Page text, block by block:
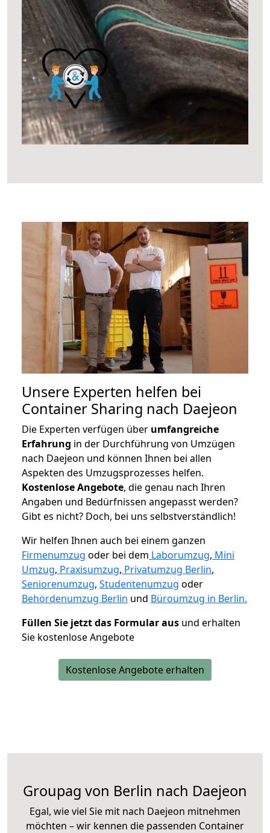
Unsere Experten helfen bei
Container Sharing nach Daejeon
Die Experten verfügen über umfangreiche
Erfahrung in der Durchführung von Umzügen
nach Daejeon und können Ihnen bei allen
Aspekten des Umzugsprozesses helfen.
Kostenlose Angebote, die genau nach Ihren
Angaben und Bedürfnissen angepasst werden?
Gibt es nicht? Doch, bei uns selbstverständlich!
Wir helfen Ihnen auch bei einem ganzen
Firmenumzug oder bei dem Laborumzug, Mini
Umzug, Praxisumzug, Privatumzug Berlin,
Seniorenumzug, Studentenumzug oder
Behördenumzug Berlin und Büroumzug in Berlin.
Füllen Sie jetzt das Formular aus und erhalten
Sie kostenlose Angebote
Kostenlose Angebote erhalten
Groupag von Berlin nach Daejeon
Egal, wie viel Sie mit nach Daejeon mitnehmen
möchten – wir kennen die passenden Container